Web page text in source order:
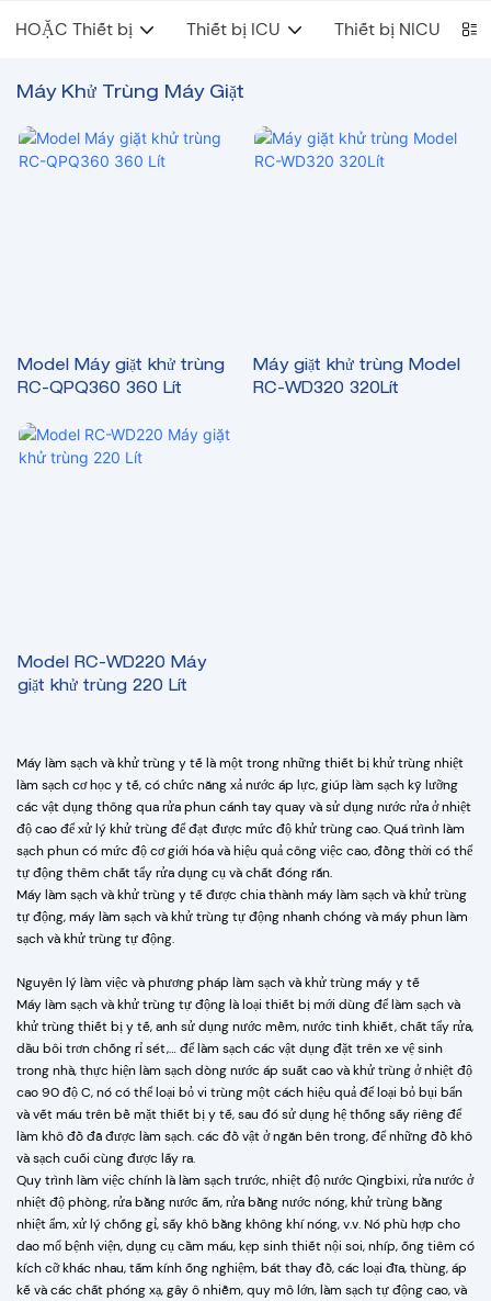
HOẶC Thiết bị Thiết bị ICU Thiết bị NICU
Máy Khử Trùng Máy Giặt
Model Máy giặt khử trùng
RC-QPQ360 360 Lít
Máy giặt khử trùng Model
RC-WD320 320Lít
Model RC-WD220 Máy
giặt khử trùng 220 Lít
Máy làm sạch và khử trùng y tế là một trong những thiết bị khử trùng nhiệt
làm sạch cơ học y tế, có chức năng xả nước áp lực, giúp làm sạch kỹ lưỡng
các vật dụng thông qua rửa phun cánh tay quay và sử dụng nước rửa ở nhiệt
độ cao để xử lý khử trùng để đạt được mức độ khử trùng cao. Quá trình làm
sạch phun có mức độ cơ giới hóa và hiệu quả công việc cao, đồng thời có thể
tự động thêm chất tẩy rửa dụng cụ và chất đóng rắn.
Máy làm sạch và khử trùng y tế được chia thành máy làm sạch và khử trùng
tự động, máy làm sạch và khử trùng tự động nhanh chóng và máy phun làm
sạch và khử trùng tự động.
Nguyên lý làm việc và phương pháp làm sạch và khử trùng máy y tế
Máy làm sạch và khử trùng tự động là loại thiết bị mới dùng để làm sạch và
khử trùng thiết bị y tế, anh sử dụng nước mềm, nước tinh khiết, chất tẩy rửa,
dầu bôi trơn chống rỉ sét,… để làm sạch các vật dụng đặt trên xe vệ sinh
trong nhà, thực hiện làm sạch dòng nước áp suất cao và khử trùng ở nhiệt độ
cao 90 độ C, nó có thể loại bỏ vi trùng một cách hiệu quả để loại bỏ bụi bẩn
và vết máu trên bề mặt thiết bị y tế, sau đó sử dụng hệ thống sấy riêng để
làm khô đồ đã được làm sạch. các đồ vật ở ngăn bên trong, để những đồ khô
và sạch cuối cùng được lấy ra.
Quy trình làm việc chính là làm sạch trước, nhiệt độ nước Qingbixi, rửa nước ở
nhiệt độ phòng, rửa bằng nước ấm, rửa bằng nước nóng, khử trùng bằng
nhiệt ẩm, xử lý chống gỉ, sấy khô bằng không khí nóng, v.v. Nó phù hợp cho
dao mổ bệnh viện, dụng cụ cầm máu, kẹp sinh thiết nội soi, nhíp, ống tiêm có
kích cỡ khác nhau, tấm kính ống nghiệm, bát thay đồ, các loại đĩa, thùng, áp
kế và các chất phóng xạ, gây ô nhiễm, quy mô lớn, làm sạch tự động cao, và